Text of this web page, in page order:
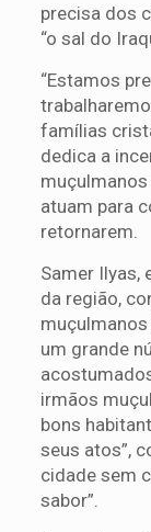
precisa dos
“o sal do
“Estamos
famílias
dedica a
atuam para
retornarem.
Samer
da região,
um grande
irmãos
bons
seus atos”,
cidade sem
sabor”.